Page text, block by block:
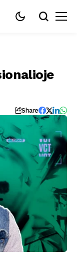
Share